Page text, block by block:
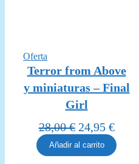
Oferta
oferta
Terror from Above
y miniaturas – Final
Girl
28,00€ El
precio
original
24,95 €El
precio
actual
Añadir al carrito